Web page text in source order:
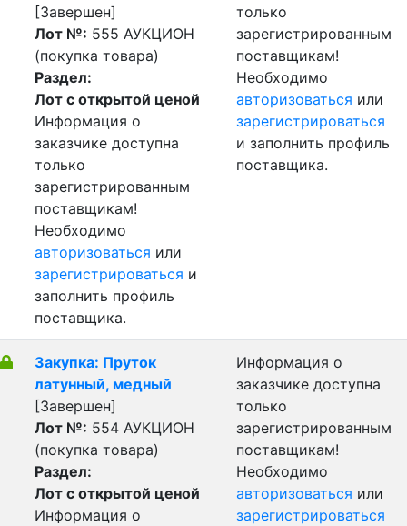
[Завершен]
Лот №: 555 АУКЦИОН
(покупка товара)
Раздел:
Лот с открытой ценой
Информация о
заказчике доступна
только
зарегистрированным
поставщикам!
Необходимо
авторизоваться или
зарегистрироваться и
заполнить профиль
поставщика.
только
зарегистрированным
поставщикам!
Необходимо
авторизоваться или
зарегистрироваться
и заполнить профиль
поставщика.
Закупка: Пруток
латунный, медный
[Завершен]
Лот №: 554 АУКЦИОН
(покупка товара)
Раздел:
Лот с открытой ценой
Информация о
Информация о
заказчике доступна
только
зарегистрированным
поставщикам!
Необходимо
авторизоваться или
зарегистрироваться